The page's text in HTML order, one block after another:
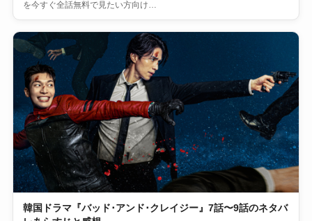
を今すぐ全話無料で見たい方向け…
韓国ドラマ『バッド･アンド･クレイジー』7話〜9話のネタバ